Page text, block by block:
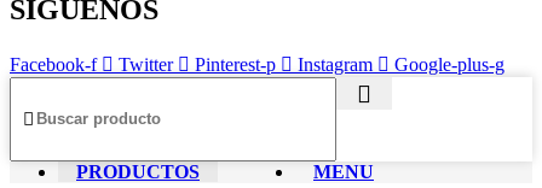
SIGUENOS
Facebook-f Twitter Pinterest-p Instagram Google-plus-g
PRODUCTOS MENU